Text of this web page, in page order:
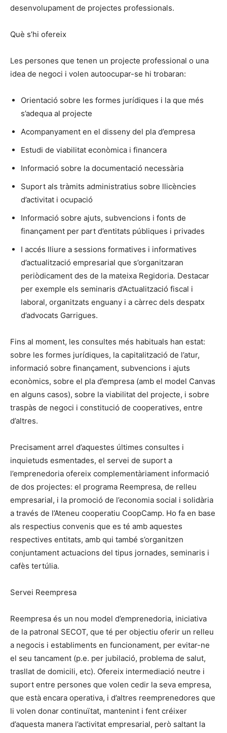
desenvolupament de projectes professionals.
Què s’hi ofereix
Les persones que tenen un projecte professional o una
idea de negoci i volen autoocupar-se hi trobaran:
Orientació sobre les formes jurídiques i la que més
s’adequa al projecte
Acompanyament en el disseny del pla d’empresa
Estudi de viabilitat econòmica i financera
Informació sobre la documentació necessària
Suport als tràmits administratius sobre llicències
d’activitat i ocupació
Informació sobre ajuts, subvencions i fonts de
finançament per part d’entitats públiques i privades
I accés lliure a sessions formatives i informatives
d’actualització empresarial que s’organitzaran
periòdicament des de la mateixa Regidoria. Destacar
per exemple els seminaris d’Actualització fiscal i
laboral, organitzats enguany i a càrrec dels despatx
d’advocats Garrigues.
Fins al moment, les consultes més habituals han estat:
sobre les formes jurídiques, la capitalització de l’atur,
informació sobre finançament, subvencions i ajuts
econòmics, sobre el pla d’empresa (amb el model Canvas
en alguns casos), sobre la viabilitat del projecte, i sobre
traspàs de negoci i constitució de cooperatives, entre
d’altres.
Precisament arrel d’aquestes últimes consultes i
inquietuds esmentades, el servei de suport a
l’emprenedoria ofereix complementàriament informació
de dos projectes: el programa Reempresa, de relleu
empresarial, i la promoció de l’economia social i solidària
a través de l’Ateneu cooperatiu CoopCamp. Ho fa en base
als respectius convenis que es té amb aquestes
respectives entitats, amb qui també s’organitzen
conjuntament actuacions del tipus jornades, seminaris i
cafès tertúlia.
Servei Reempresa
Reempresa és un nou model d’emprenedoria, iniciativa
de la patronal SECOT, que té per objectiu oferir un relleu
a negocis i establiments en funcionament, per evitar-ne
el seu tancament (p.e. per jubilació, problema de salut,
trasllat de domicili, etc). Ofereix intermediació neutre i
suport entre persones que volen cedir la seva empresa,
que està encara operativa, i d’altres reemprenedores que
li volen donar continuïtat, mantenint i fent créixer
d’aquesta manera l’activitat empresarial, però saltant la